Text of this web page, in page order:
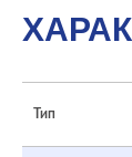
Тип